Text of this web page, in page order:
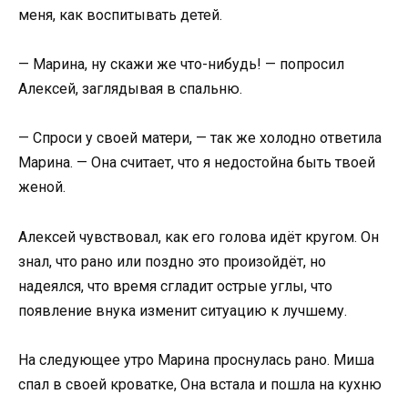
меня, как воспитывать детей.
— Марина, ну скажи же что-нибудь! — попросил
Алексей, заглядывая в спальню.
— Спроси у своей матери, — так же холодно ответила
Марина. — Она считает, что я недостойна быть твоей
женой.
Алексей чувствовал, как его голова идёт кругом. Он
знал, что рано или поздно это произойдёт, но
надеялся, что время сгладит острые углы, что
появление внука изменит ситуацию к лучшему.
На следующее утро Марина проснулась рано. Миша
спал в своей кроватке, Она встала и пошла на кухню